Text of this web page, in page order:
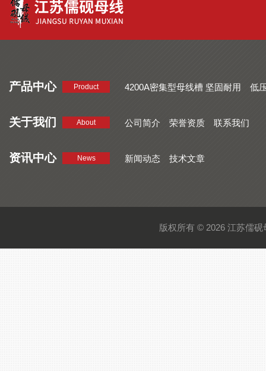
产品中心 Product 4200A密集型母线槽 坚固耐用
低
关于我们 About 公司简介 荣誉资质 联系我们
资讯中心 News 新闻动态 技术文章
版权所有 © 2026 江苏儒